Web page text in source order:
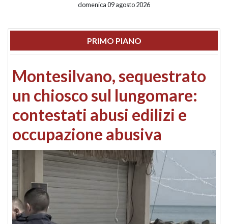
domenica 09 agosto 2026
PRIMO PIANO
Montesilvano, sequestrato
un chiosco sul lungomare:
contestati abusi edilizi e
occupazione abusiva